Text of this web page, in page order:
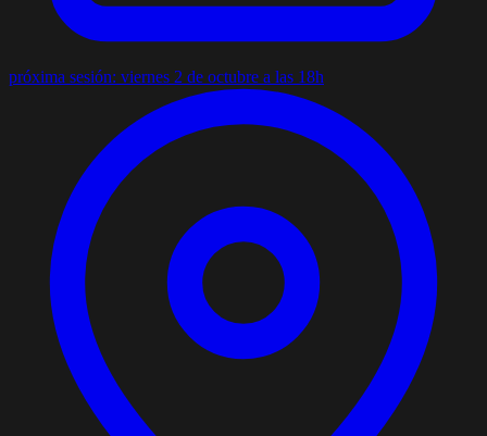
próxima sesión: viernes 2 de octubre a las 18h